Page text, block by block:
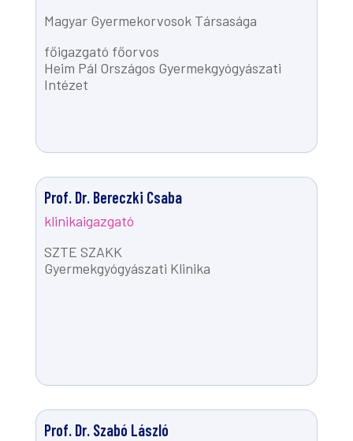
Magyar Gyermekorvosok Társasága
főigazgató főorvos
Heim Pál Országos Gyermekgyógyászati
Intézet
Prof. Dr. Bereczki Csaba
klinikaigazgató
SZTE SZAKK
Gyermekgyógyászati Klinika
Prof. Dr. Szabó László